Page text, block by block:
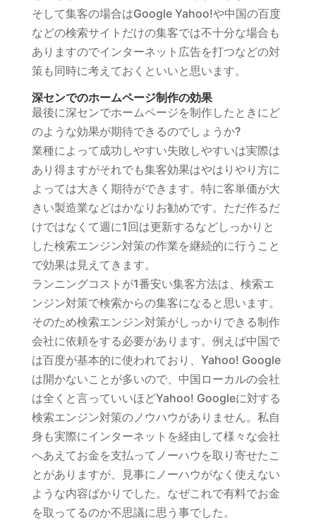
そして集客の場合はGoogle Yahoo!や中国の百度
などの検索サイトだけの集客では不十分な場合も
ありますのでインターネット広告を打つなどの対
策も同時に考えておくといいと思います。
深センでのホームページ制作の効果
最後に深センでホームページを制作したときにど
のような効果が期待できるのでしょうか?
業種によって成功しやすい失敗しやすいは実際は
あり得ますがそれでも集客効果はやはりやり方に
よっては大きく期待ができます。特に客単価が大
きい製造業などはかなりお勧めです。ただ作るだ
けではなくて週に1回は更新するなどしっかりと
した検索エンジン対策の作業を継続的に行うこと
で効果は見えてきます。
ランニングコストが1番安い集客方法は、検索エ
ンジン対策で検索からの集客になると思います。
そのため検索エンジン対策がしっかりできる制作
会社に依頼をする必要があります。例えば中国で
は百度が基本的に使われており、Yahoo! Google
は開かないことが多いので、中国ローカルの会社
は全くと言っていいほどYahoo! Googleに対する
検索エンジン対策のノウハウがありません。私自
身も実際にインターネットを経由して様々な会社
へあえてお金を支払ってノーハウを取り寄せたこ
とがありますが、見事にノーハウがなく使えない
ような内容ばかりでした。なぜこれで有料でお金
を取ってるのか不思議に思う事でした。